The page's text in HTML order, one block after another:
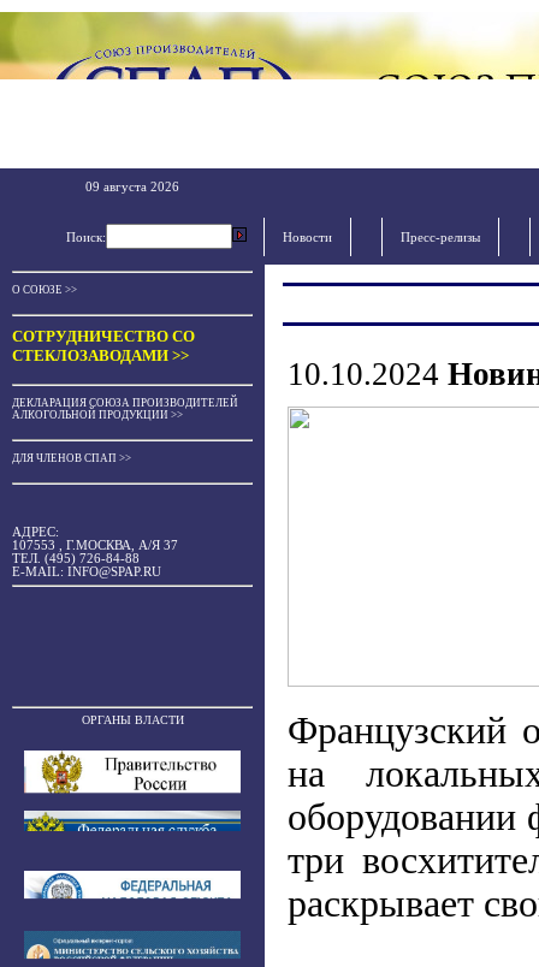
09 августа 2026
Поиск: Новости Пресс-релизы
О СОЮЗЕ >>
СОТРУДНИЧЕСТВО СО
СТЕКЛОЗАВОДАМИ >>
ДЕКЛАРАЦИЯ СОЮЗА ПРОИЗВОДИТЕЛЕЙ
АЛКОГОЛЬНОЙ ПРОДУКЦИИ >>
ДЛЯ ЧЛЕНОВ СПАП >>
АДРЕС:
107553 , Г.МОСКВА, А/Я 37
ТЕЛ. (495) 726-84-88
E-MAIL: INFO@SPAP.RU
ОРГАНЫ ВЛАСТИ
10.10.2024
Французский
на
три
раскрывает